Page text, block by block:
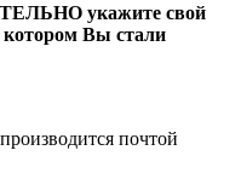
укажите свой
Вы стали
почтой